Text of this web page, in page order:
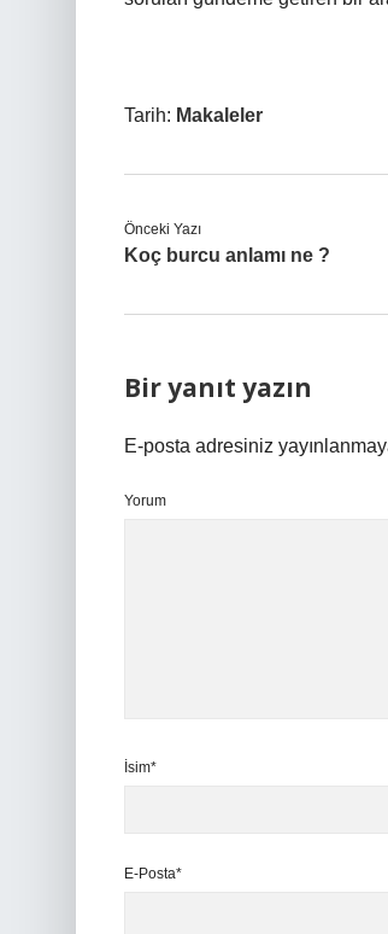
Tarih: Makaleler
Önceki Yazı
Koç burcu anlamı ne ?
Bir yanıt yazın
E-posta adresiniz
Yorum
İsim*
E-Posta*